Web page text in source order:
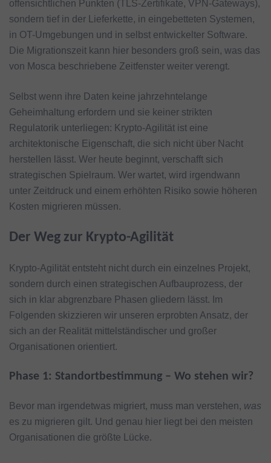
offensichtlichen Punkten (TLS-Zertifikate, VPN-Gateways),
sondern tief in der Lieferkette, in eingebetteten Systemen,
in OT-Umgebungen und in selbst entwickelter Software.
Die Migrationszeit kann hier besonders groß sein, was das
von Mosca beschriebene Zeitfenster weiter verengt.
Selbst wenn ihre Daten keine jahrzehntelange
Geheimhaltung erfordern und sie keiner strikten
Regulatorik unterliegen: Krypto-Agilität ist eine
architektonische Eigenschaft, die sich nicht über Nacht
herstellen lässt. Wer heute beginnt, verschafft sich
strategischen Spielraum. Wer wartet, wird irgendwann
unter Zeitdruck und einem erhöhten Risiko sowie höheren
Kosten migrieren müssen.
Der Weg zur Krypto-Agilität
Krypto-Agilität entsteht nicht durch ein einzelnes Projekt,
sondern durch einen strategischen Aufbauprozess, der
sich in klar abgrenzbare Phasen gliedern lässt. Im
Folgenden skizzieren wir unseren erprobten Ansatz, der
sich an der Realität mittelständischer und großer
Organisationen orientiert.
Phase 1: Standortbestimmung – Wo stehen wir?
Bevor man irgendetwas migriert, muss man verstehen, was
es zu migrieren gilt. Und genau hier liegt bei den meisten
Organisationen die größte Lücke.